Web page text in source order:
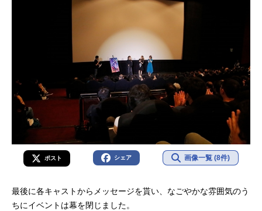
ポスト シェア 画像一覧 (8件)
最後に各キャストからメッセージを貰い、なごやかな雰囲気のう
ちにイベントは幕を閉じました。